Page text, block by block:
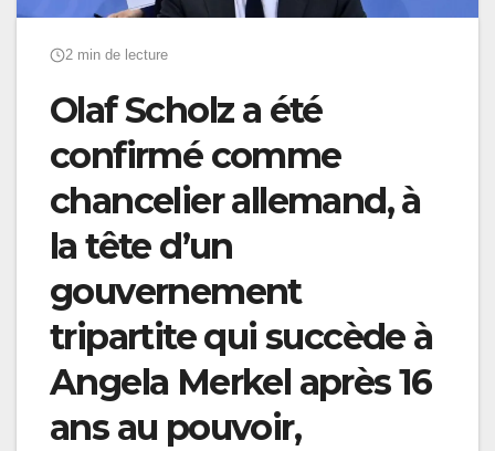
2 min de lecture
Olaf Scholz a été
confirmé comme
chancelier allemand, à
la tête d’un
gouvernement
tripartite qui succède à
Angela Merkel après 16
ans au pouvoir,